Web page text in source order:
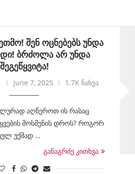
შენ ოცნებებს უნდა
ბრძოლა არ უნდა
შეგეწყვიტა!
June 7, 2025 1.7K ნახვა
აღწეროთ ის რასაც
მოსმენის დროს? როგორ
უქმად …
განაგრძე კითხვა